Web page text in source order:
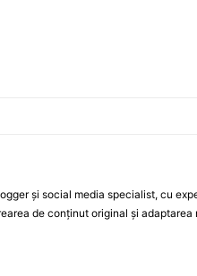
și social media specialist, cu
de conținut original și adaptarea